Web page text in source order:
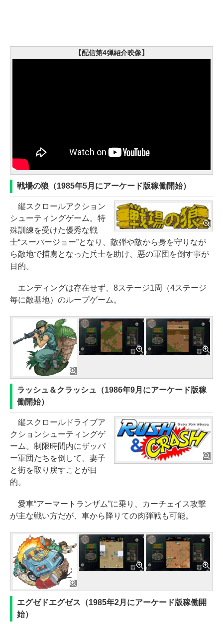
【配信第4弾紹介映像】
戦場の狼（1985年5月にアーケード版稼働開始）
縦スクロールアクション
シューティングゲーム。特
殊訓練を受けた優秀な戦
士“スーパージョー”となり、敵弾や敵から身を守りなが
ら敵地で捕虜となった兵士を助け、悪の軍団を倒す事が
目的。
エンディングは存在せず、8ステージ1周（4ステージ
毎に敵基地）のループゲーム。
ラッシュ＆クラッシュ（1986年9月にアーケード版稼
働開始）
縦スクロールドライブア
クションシューティングゲ
ーム。制限時間内にザッパ
ー軍団たちを倒して、妻子
と街を取り戻すことが目
的。
愛車“アーマートランザム”に乗り、カーチェイス攻撃
が主な戦い方だが、車から降りての肉弾戦も可能。
エグゼドエグゼス（1985年2月にアーケード版稼働開
始）